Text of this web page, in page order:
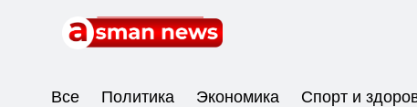
Все Политика Экономика Спорт и